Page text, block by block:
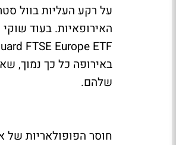
באירופה כל כך נמוך,
שלהם.
חוסר הפופולאריות של